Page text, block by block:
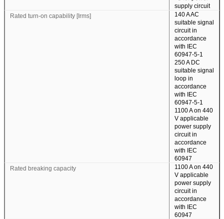
supply circuit
Rated turn-on capability [Irms]
140 A AC
suitable signal
circuit in
accordance
with IEC
60947-5-1
250 A DC
suitable signal
loop in
accordance
with IEC
60947-5-1
1100 A on 440
V applicable
power supply
circuit in
accordance
with IEC
60947
Rated breaking capacity
1100 A on 440
V applicable
power supply
circuit in
accordance
with IEC
60947